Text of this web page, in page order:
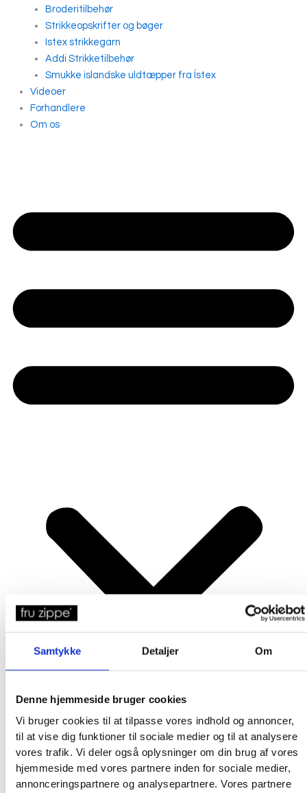
Samtykke Detaljer Om
Denne hjemmeside bruger cookies
Vi bruger cookies til at tilpasse vores indhold og annoncer,
til at vise dig funktioner til sociale medier og til at analysere
vores trafik. Vi deler også oplysninger om din brug af vores
hjemmeside med vores partnere inden for sociale medier,
annonceringspartnere og analysepartnere. Vores partnere
Broderitilbehør
Strikkeopskrifter og bøger
Istex strikkegarn
Addi Strikketilbehør
Smukke islandske uldtæpper fra Ístex
Videoer
Forhandlere
Om os
Produkter